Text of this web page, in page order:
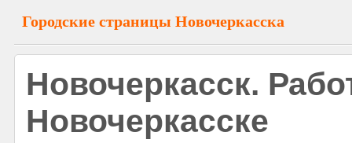
Городские страницы Новочеркасска
Новочеркасск.
Новочеркасске